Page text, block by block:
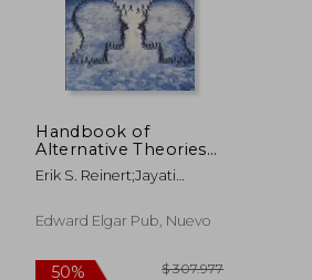
50%
dcto. $ 164.153
Handbook of
Alternative Theories
of Economic
Development (en
Erik S. Reinert;Jayati
Edward Elgar Pub, Nuevo